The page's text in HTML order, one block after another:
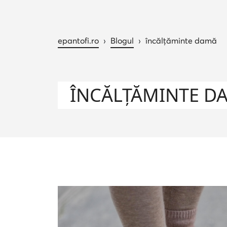
epantofi.ro › Blogul › încălțăminte damă
ÎNCĂLȚĂMINTE